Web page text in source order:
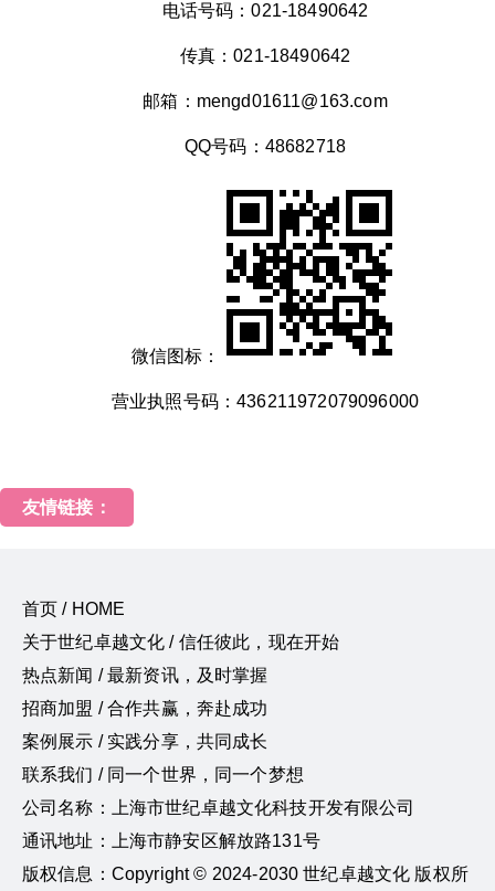
电话号码：021-18490642
传真：021-18490642
邮箱：mengd01611@163.com
QQ号码：48682718
微信图标：
营业执照号码：436211972079096000
友情链接：
首页 / HOME
关于世纪卓越文化 / 信任彼此，现在开始
热点新闻 / 最新资讯，及时掌握
招商加盟 / 合作共赢，奔赴成功
案例展示 / 实践分享，共同成长
联系我们 / 同一个世界，同一个梦想
公司名称：上海市世纪卓越文化科技开发有限公司
通讯地址：上海市静安区解放路131号
版权信息：Copyright © 2024-2030 世纪卓越文化 版权所